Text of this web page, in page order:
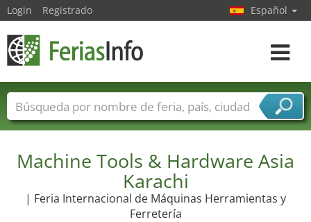
Machine Tools & Hardware Asia
Karachi
| Feria Internacional de Máquinas Herramientas y
Ferretería
Login Registrado Español
toggle
Nombres de ferias Países
Ciudades
Sectores de proveedor de servicios